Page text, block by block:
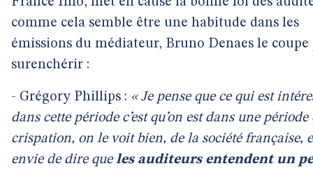
comme cela semble être une habitude dans les
émissions du médiateur, Bruno Denaes le
surenchérir :
- Grégory Phillips : « Je pense que ce qui est
dans cette période c’est qu’on est dans une période
crispation, on le voit bien, de la société française,
envie de dire que les auditeurs entendent un